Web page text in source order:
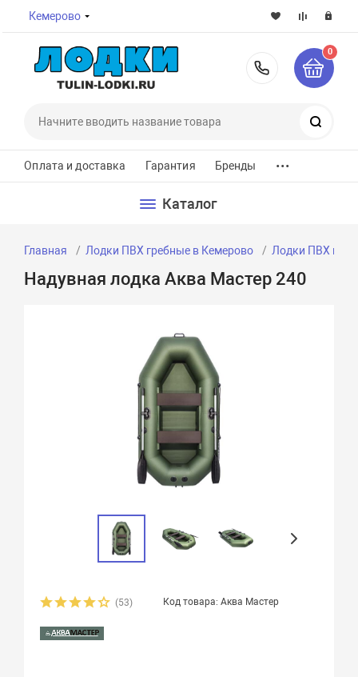
Кемерово
8-800-
0
Оплата и доставка Гарантия Бренды ...
Каталог
Главная Лодки ПВХ гребные в Кемерово Лодки ПВХ
Надувная лодка Аква Мастер 240
(53) Код товара: Аква Мастер